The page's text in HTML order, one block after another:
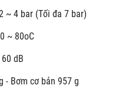
~ 4 bar (Tối đa 7 bar)
~ 80oC
dB
- Bơm cơ bản 957 g